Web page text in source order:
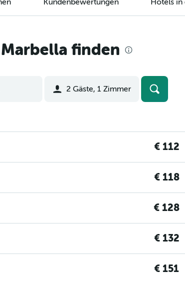
finden
2 Gäste, 1 Zimmer
€ 112
€ 118
€ 128
€ 132
€ 151